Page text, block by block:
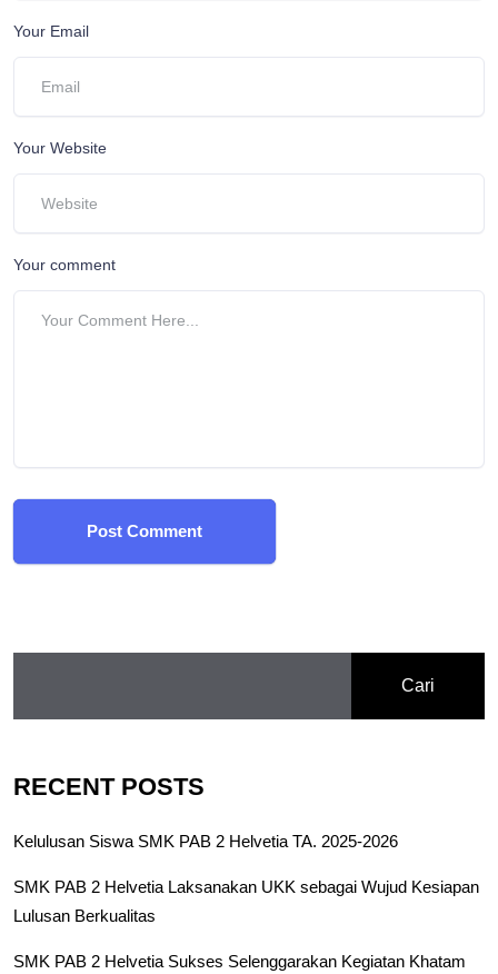
Your Email
Your Website
Your comment
Post Comment
Cari
RECENT POSTS
Kelulusan Siswa SMK PAB 2 Helvetia TA. 2025-2026
SMK PAB 2 Helvetia Laksanakan UKK sebagai Wujud Kesiapan
Lulusan Berkualitas
SMK PAB 2 Helvetia Sukses Selenggarakan Kegiatan Khatam